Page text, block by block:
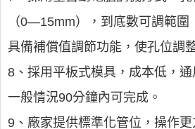
（0—15mm），到底數可調範
具備補償值調節功能，使孔位調
8、採用平板式模具，成本低，通
一般情況90分鐘內可完成。
9、廠家提供標準化管位，操作更